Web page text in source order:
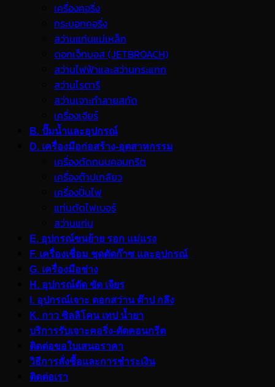
เครื่องคอริ่ง
กระบอกคอริ่ง
สว่านแท่นแม่เหล็ก
ดอกเจ็ทบอส (JETBROACH)
สว่านไฟฟ้าและสว่านกระแทก
สว่านโรตารี
สว่านเจาะทำลายสกัด
เครื่องเจียร์
B. ปั๊มน้ำและอุปกรณ์
D. เครื่องมือก่อสร้าง-อุตสาหกรรม
เครื่องตัดถนนคอนกรีต
เครื่องต๊าปเกลียว
เครื่องปั่นไฟ
แท่นตัดไฟเบอร์
สว่านแท่น
E. อุปกรณ์ขนย้าย รอก แม่แรง
F. เครื่องเชื่อม ชุดตัดก๊าซ และอุปกรณ์
G. เครื่องมือช่าง
H. อุปกรณ์ตัด ขัด เจียร
I. อุปกรณ์เจาะ ดอกสว่าน ต๊าป กลึง
K. กาว ซิลลิโคน เทป น้ำยา
บริการรับเจาะคอริ่ง-ตัดคอนกรีต
ติดต่อขอใบเสนอราคา
วิธีการสั่งซื้อและการชำระเงิน
ติดต่อเรา